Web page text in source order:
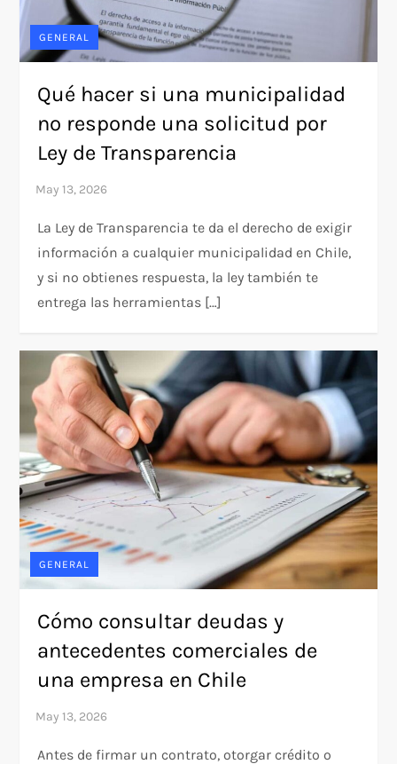
GENERAL
Qué hacer si una municipalidad
no responde una solicitud por
Ley de Transparencia
La Ley de Transparencia te da el derecho de exigir
información a cualquier municipalidad en Chile,
y si no obtienes respuesta, la ley también te
entrega las herramientas […]
GENERAL
Cómo consultar deudas y
antecedentes comerciales de
una empresa en Chile
Antes de firmar un contrato, otorgar crédito o